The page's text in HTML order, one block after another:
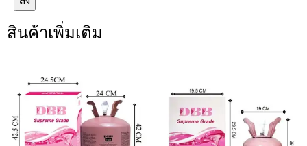
สินค้าเพิ่มเติม